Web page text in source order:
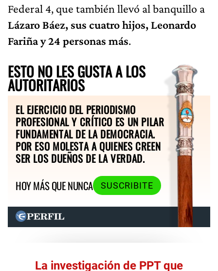
Federal 4, que también llevó al banquillo a
Lázaro Báez, sus cuatro hijos, Leonardo
Fariña y 24 personas más.
ESTO NO LES GUSTA A LOS
AUTORITARIOS
EL EJERCICIO DEL PERIODISMO
PROFESIONAL Y CRÍTICO ES UN PILAR
FUNDAMENTAL DE LA DEMOCRACIA.
POR ESO MOLESTA A QUIENES CREEN
SER LOS DUEÑOS DE LA VERDAD.
HOY MÁS QUE NUNCA
SUSCRIBITE
La investigación de PPT que